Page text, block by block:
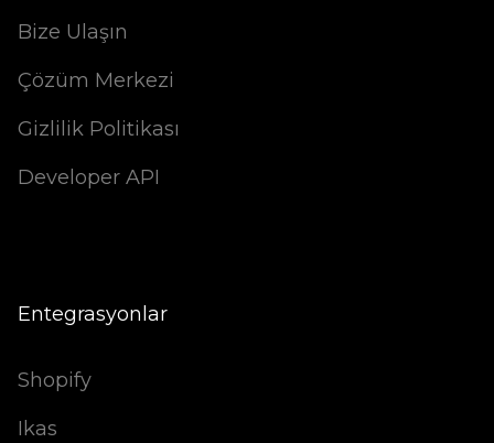
Bize Ulaşın
Çözüm Merkezi
Gizlilik Politikası
Developer API
Entegrasyonlar
Shopify
Ikas